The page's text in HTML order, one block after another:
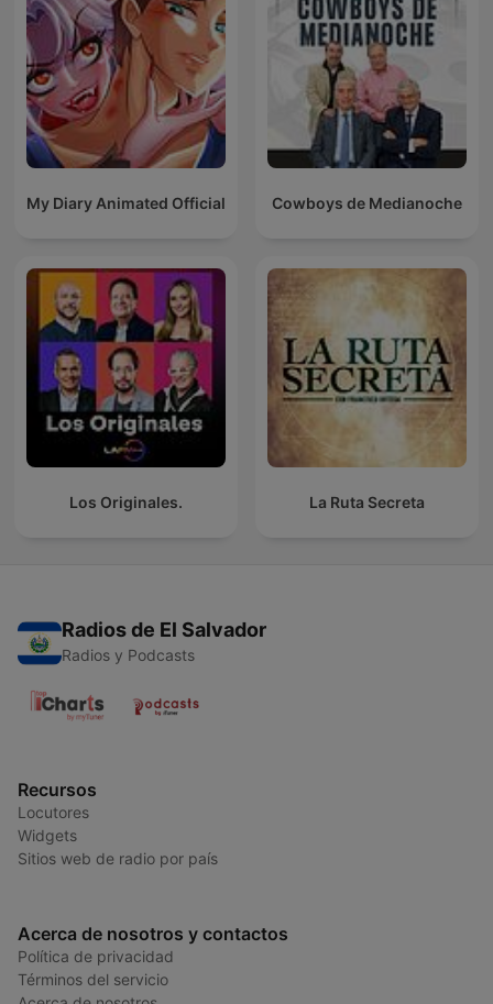
My Diary Animated Official Cowboys de Medianoche
Los Originales. La Ruta Secreta
Radios de El Salvador
Radios y Podcasts
Recursos
Locutores
Widgets
Sitios web de radio por país
Acerca de nosotros y contactos
Política de privacidad
Términos del servicio